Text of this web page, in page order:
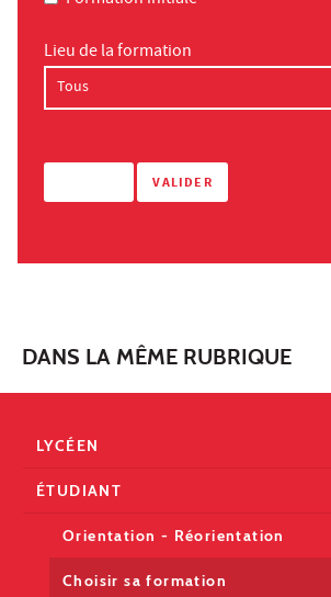
Lieu de la formation
DANS LA MÊME RUBRIQUE
LYCÉEN
ÉTUDIANT
Orientation - Réorientation
Choisir sa formation